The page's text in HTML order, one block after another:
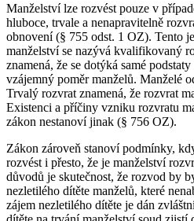
Manželství lze rozvést pouze v
hluboce, trvale a nenapravitelně
obnovení (§ 755 odst. 1 OZ). Tento
manželství se nazývá kvalifikovaný
znamená, že se dotýká samé
vzájemný poměr manželů. Manželé
Trvalý rozvrat znamená, že rozvrat
Existenci a příčiny vzniku rozvratu
zákon nestanoví jinak (§ 756 OZ).
Zákon zároveň stanoví podmínky,
rozvést i přesto, že je manželství
důvodů je skutečnost, že rozvod by
nezletilého dítěte manželů, které
zájem nezletilého dítěte je dán